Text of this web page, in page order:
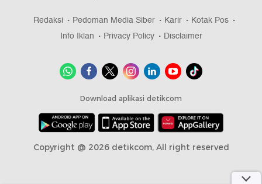
Redaksi Pedoman Media Siber Karir
Kotak Pos
Info Iklan
Privacy Policy Disclaimer
Download aplikasi detikcom
Copyright @ 2026 detikcom, All right reserved